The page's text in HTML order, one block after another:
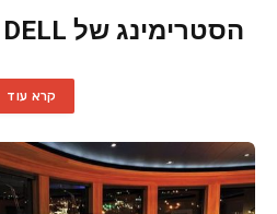
הסטרימינג של DELL ישירות מה CES
קרא עוד